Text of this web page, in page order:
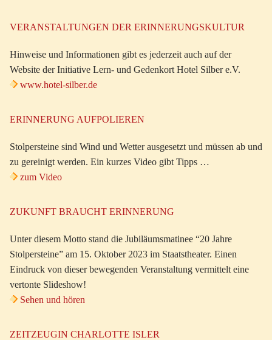
VERANSTALTUNGEN DER ERINNERUNGSKULTUR
Hinweise und Informationen gibt es jederzeit auch auf der
Website der Initiative Lern- und Gedenkort Hotel Silber e.V.
www.hotel-silber.de
ERINNERUNG AUFPOLIEREN
Stolpersteine sind Wind und Wetter ausgesetzt und müssen ab und
zu gereinigt werden. Ein kurzes Video gibt Tipps …
zum Video
ZUKUNFT BRAUCHT ERINNERUNG
Unter diesem Motto stand die Jubiläumsmatinee “20 Jahre
Stolpersteine” am 15. Oktober 2023 im Staatstheater. Einen
Eindruck von dieser bewegenden Veranstaltung vermittelt eine
vertonte Slideshow!
Sehen und hören
ZEITZEUGIN CHARLOTTE ISLER